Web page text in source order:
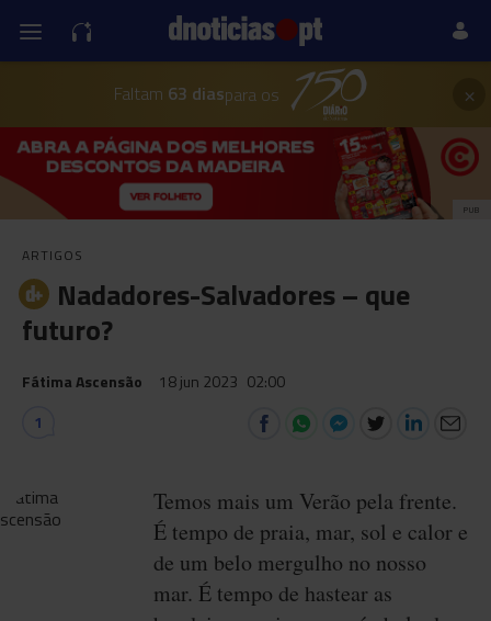
Faltam 63 diaspara os ×
PUB
ARTIGOS
Nadadores-Salvadores – que
futuro?
Fátima Ascensão 18 jun 2023 02:00
1
Temos mais um Verão pela frente.
É tempo de praia, mar, sol e calor e
de um belo mergulho no nosso
mar. É tempo de hastear as